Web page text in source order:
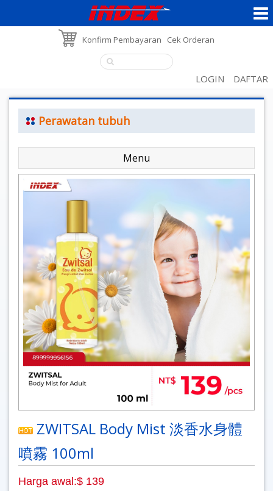
Konfirm Pembayaran Cek Orderan
LOGIN DAFTAR
Perawatan tubuh
Menu
ZWITSAL Body Mist 淡香水身體
噴霧 100ml
Harga awal:$ 139